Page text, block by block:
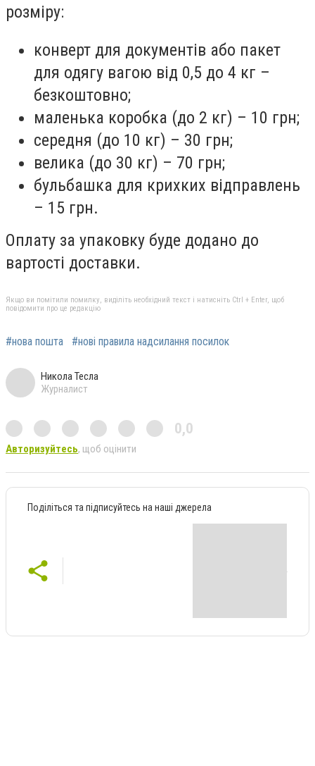
розміру:
конверт для документів або пакет
для одягу вагою від 0,5 до 4 кг –
безкоштовно;
маленька коробка (до 2 кг) – 10 грн;
середня (до 10 кг) – 30 грн;
велика (до 30 кг) – 70 грн;
бульбашка для крихких відправлень
– 15 грн.
Оплату за упаковку буде додано до
вартості доставки.
Якщо ви помітили помилку, виділіть необхідний текст і натисніть Ctrl + Enter, щоб
повідомити про це редакцію
#нова пошта #нові правила надсилання посилок
Никола Тесла
Журналист
0,0
Авторизуйтесь, щоб оцінити
Поділіться та підписуйтесь на наші джерела